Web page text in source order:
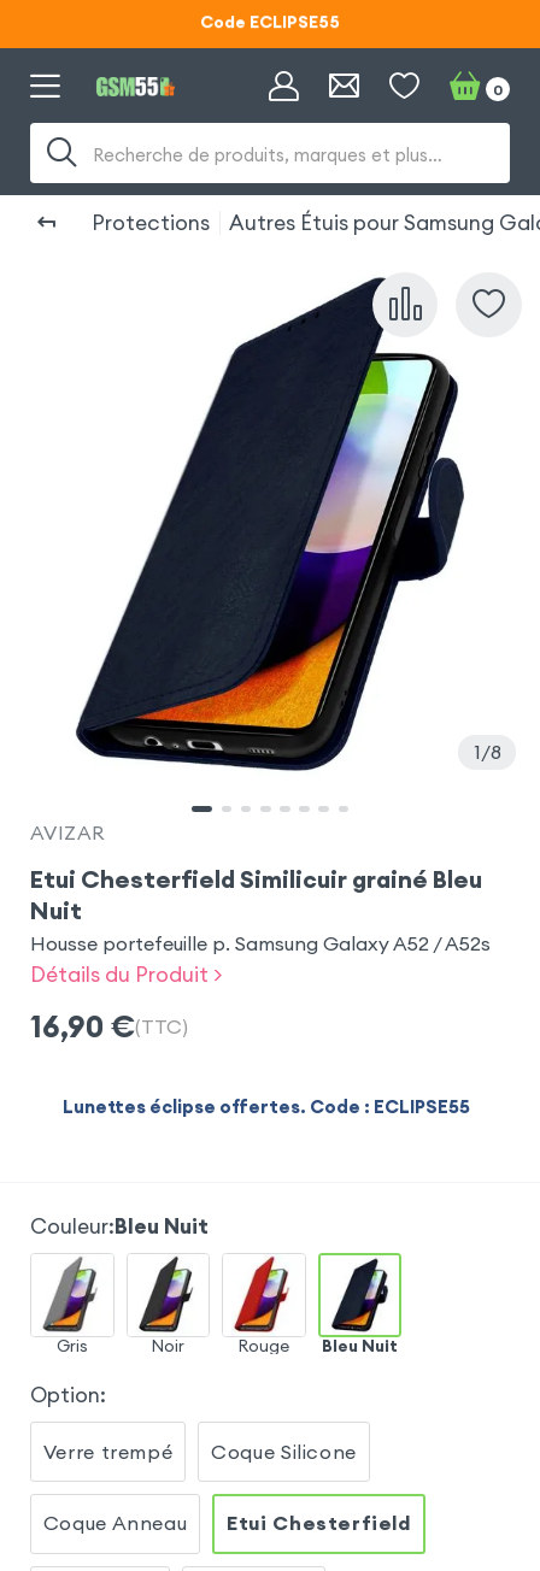
Lunettes d'éclipse OFFERTES
Code ECLIPSE55
Recherche de produits, marques et plus…
0
Protections Autres Étuis pour Samsung
1 8
AVIZAR
Etui Chesterfield Similicuir grainé Bleu
Nuit
Housse portefeuille p. Samsung Galaxy A52 / A52s
Détails du Produit >
16,90 €(TTC)
Lunettes éclipse offertes. Code : ECLIPSE55
Couleur:Bleu Nuit
Gris Noir Rouge Bleu Nuit
Option:
Verre trempé Coque Silicone
Coque Anneau Etui Chesterfield